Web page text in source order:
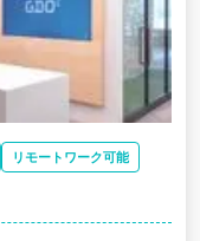
リモートワーク可能